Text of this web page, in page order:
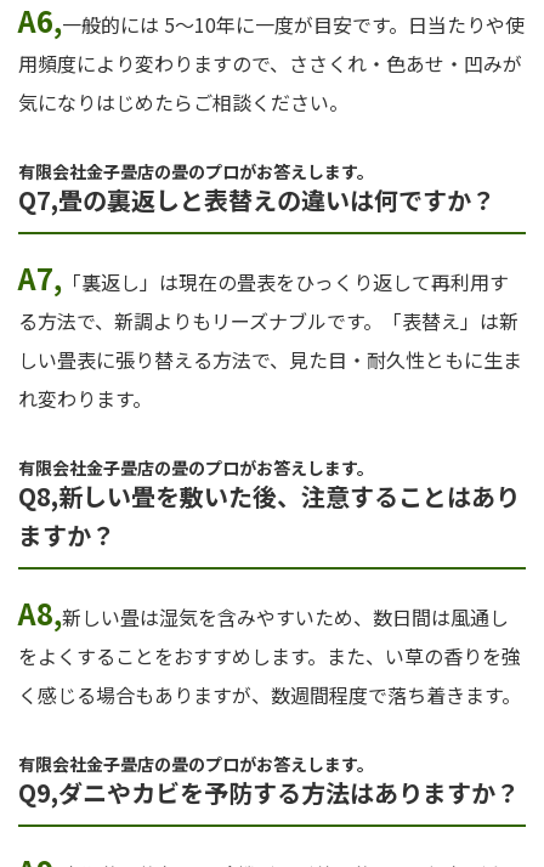
A6,一般的には 5〜10年に一度が目安です。日当たりや使
用頻度により変わりますので、ささくれ・色あせ・凹みが
気になりはじめたらご相談ください。
有限会社金子畳店の畳のプロがお答えします。
Q7,畳の裏返しと表替えの違いは何ですか？
A7, 「裏返し」は現在の畳表をひっくり返して再利用す
る方法で、新調よりもリーズナブルです。「表替え」は新
しい畳表に張り替える方法で、見た目・耐久性ともに生ま
れ変わります。
有限会社金子畳店の畳のプロがお答えします。
Q8,新しい畳を敷いた後、注意することはあり
ますか？
A8,新しい畳は湿気を含みやすいため、数日間は風通し
をよくすることをおすすめします。また、い草の香りを強
く感じる場合もありますが、数週間程度で落ち着きます。
有限会社金子畳店の畳のプロがお答えします。
Q9,ダニやカビを予防する方法はありますか？